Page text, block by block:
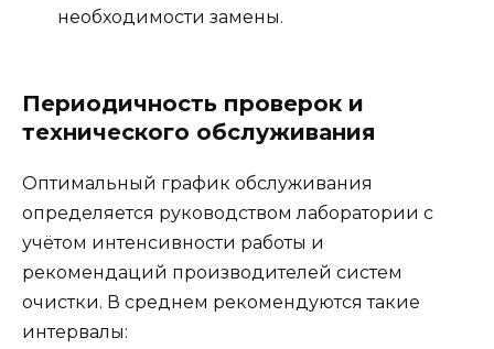
необходимости замены.
Периодичность проверок и
технического обслуживания
Оптимальный график обслуживания
определяется руководством лаборатории с
учётом интенсивности работы и
рекомендаций производителей систем
очистки. В среднем рекомендуются такие
интервалы: